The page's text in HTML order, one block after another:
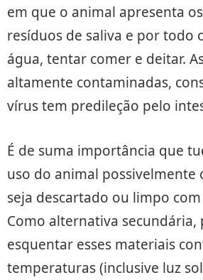
em que o animal apresenta
resíduos de saliva e por todo
água, tentar comer e deitar.
altamente contaminadas,
vírus tem predileção pelo
É de suma importância que
uso do animal possivelmente
seja descartado ou limpo
Como alternativa secundária,
esquentar esses materiais
temperaturas (inclusive luz